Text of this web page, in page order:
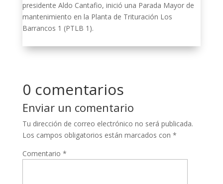
presidente Aldo Cantafio, inició una Parada Mayor de
mantenimiento en la Planta de Trituración Los
Barrancos 1 (PTLB 1).
0 comentarios
Enviar un comentario
Tu dirección de correo electrónico no será publicada.
Los campos obligatorios están marcados con *
Comentario *